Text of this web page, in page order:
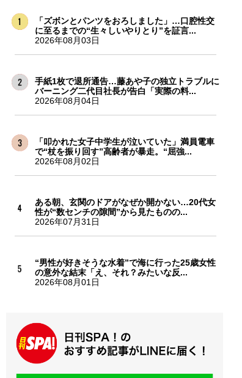
「ズボンとパンツをおろしました」…口腔性交
に至るまでの“生々しいやりとり”を証言...
2026年08月03日
手紙1枚で退所通告…藤あや子の独立トラブルに
バーニング二代目社長が告白「実際の料...
2026年08月04日
「叩かれた女子中学生が泣いていた」満員電車
で“杖を振り回す”高齢者が暴走。“屈強...
2026年08月02日
ある朝、玄関のドアがなぜか開かない…20代女
性が“数センチの隙間”から見たものの...
2026年07月31日
“男性が好きそうな水着”で海に行った25歳女性
の意外な結末「え、それ？みたいな反...
2026年08月01日